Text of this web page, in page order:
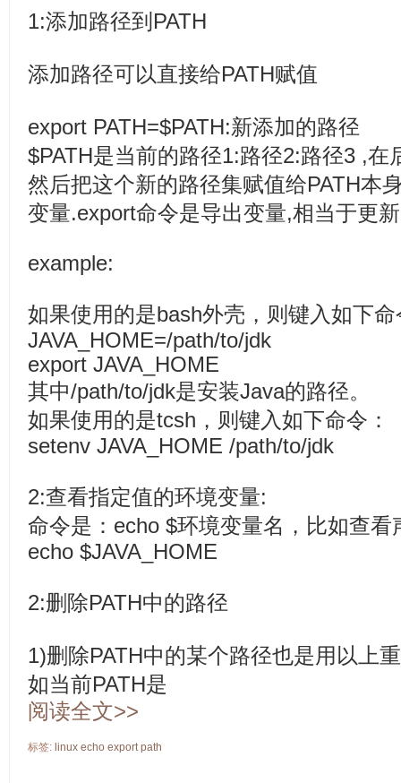
1:添加路径到PATH
添加路径可以直接给PATH赋值
export PATH=$PATH:新添加的路径
$PATH是当前的路径1:路径2:路径3 ,在
然后把这个新的路径集赋值给PATH本
变量.export命令是导出变量,相当于更
example:
如果使用的是bash外壳，则键入如下命
JAVA_HOME=/path/to/jdk
export JAVA_HOME
其中/path/to/jdk是安装Java的路径。
如果使用的是tcsh，则键入如下命令：
setenv JAVA_HOME /path/to/jdk
2:查看指定值的环境变量:
命令是：echo $环境变量名，比如查看
echo $JAVA_HOME
2:删除PATH中的路径
1)删除PATH中的某个路径也是用以上
如当前PATH是
阅读全文>>
标签: linux echo export path